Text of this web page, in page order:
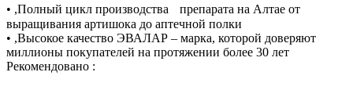
• ,Полный цикл производства препарата на Алтае от
выращивания артишока до аптечной полки
• ,Высокое качество ЭВАЛАР – марка, которой доверяют
миллионы покупателей на протяжении более 30 лет
Рекомендовано :